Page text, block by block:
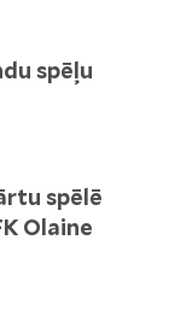
spēļu
spēlē
Olaine